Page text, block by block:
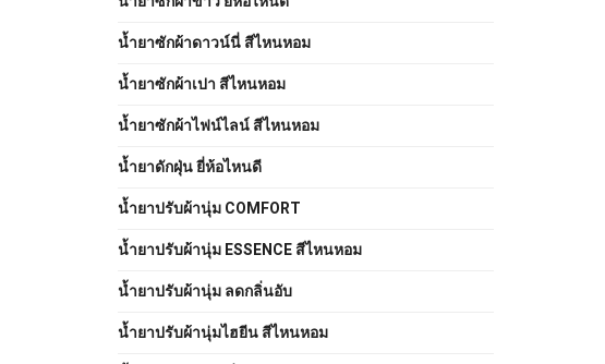
น้ำยาซักผ้าดาวน์นี่ สีไหนหอม
น้ำยาซักผ้าเปา สีไหนหอม
น้ำยาซักผ้าไฟน์ไลน์ สีไหนหอม
น้ำยาดักฝุ่น ยี่ห้อไหนดี
น้ำยาปรับผ้านุ่ม COMFORT
น้ำยาปรับผ้านุ่ม ESSENCE สีไหนหอม
น้ำยาปรับผ้านุ่ม ลดกลิ่นอับ
น้ำยาปรับผ้านุ่มไฮยีน สีไหนหอม